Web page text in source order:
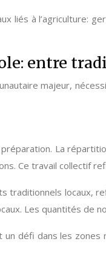
liés à l’agriculture:
entre
majeur,
La
Ce travail collectif
traditionnels locaux,
Les quantités
défi dans les